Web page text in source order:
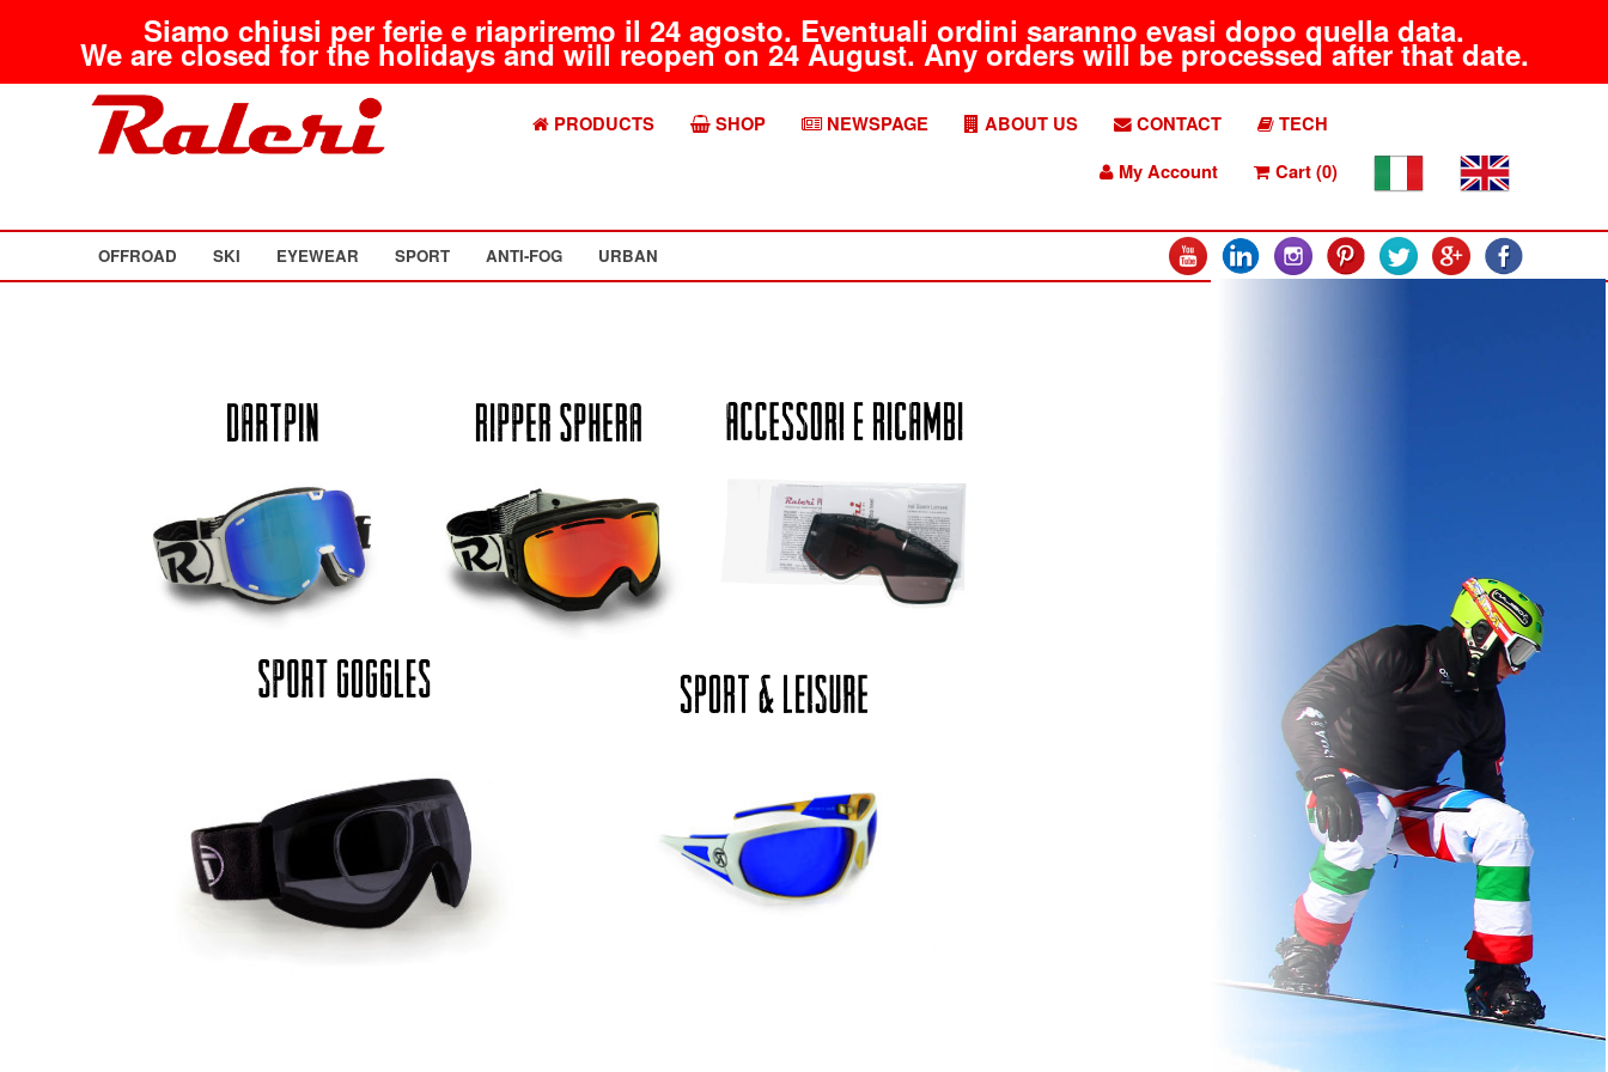
Siamo chiusi per ferie e riapriremo il 24 agosto. Eventuali ordini saranno evasi dopo quella data.
We are closed for the holidays and will reopen on 24 August. Any orders will be processed after that date.
PRODUCTS SHOP NEWSPAGE ABOUT US CONTACT
TECH
My Account
Cart (0)
OFFROAD SKI EYEWEAR SPORT ANTI-FOG URBAN